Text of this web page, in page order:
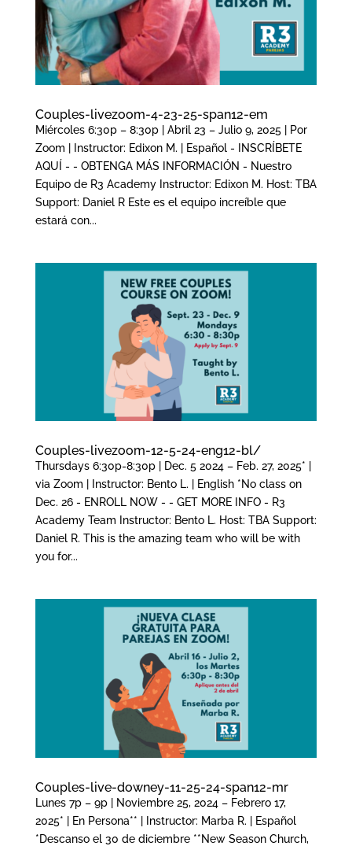
Couples-livezoom-4-23-25-span12-em
Miércoles 6:30p – 8:30p | Abril 23 – Julio 9, 2025 | Por
Zoom | Instructor: Edixon M. | Español - INSCRÍBETE
AQUÍ - - OBTENGA MÁS INFORMACIÓN - Nuestro
Equipo de R3 Academy Instructor: Edixon M. Host: TBA
Support: Daniel R Este es el equipo increíble que
estará con...
Couples-livezoom-12-5-24-eng12-bl/
Thursdays 6:30p-8:30p | Dec. 5 2024 – Feb. 27, 2025* |
via Zoom | Instructor: Bento L. | English *No class on
Dec. 26 - ENROLL NOW - - GET MORE INFO - R3
Academy Team Instructor: Bento L. Host: TBA Support:
Daniel R. This is the amazing team who will be with
you for...
Couples-live-downey-11-25-24-span12-mr
Lunes 7p – 9p | Noviembre 25, 2024 – Febrero 17,
2025* | En Persona** | Instructor: Marba R. | Español
*Descanso el 30 de diciembre **New Season Church,